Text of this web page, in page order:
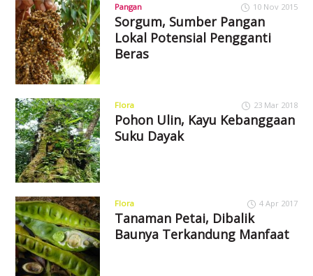
Pangan 10 Nov 2015
Sorgum, Sumber Pangan
Lokal Potensial Pengganti
Beras
Flora 23 Mar 2018
Pohon Ulin, Kayu Kebanggaan
Suku Dayak
Flora 4 Apr 2017
Tanaman Petai, Dibalik
Baunya Terkandung Manfaat